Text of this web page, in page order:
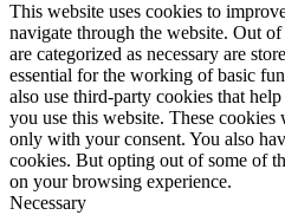
This website uses cookies to
navigate through the website. Out
are categorized as necessary are
essential for the working of basic
also use third-party cookies that
you use this website. These
only with your consent. You also
cookies. But opting out of some of
on your browsing experience.
Necessary